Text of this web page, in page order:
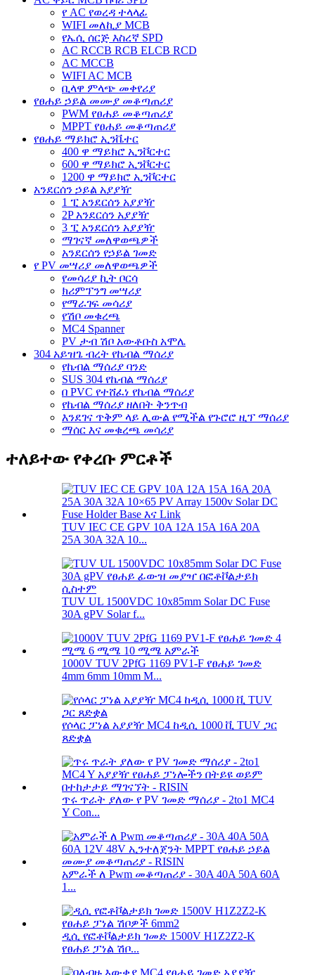
የ AC የወረዳ ተላላፊ
WIFI መለኪያ MCB
የኤሲ ሰርጅ እስረኛ SPD
AC RCCB RCB ELCB RCD
AC MCCB
WIFI AC MCB
ቢላዋ ምላጭ መቀየሪያ
የፀሐይ ኃይል መሙያ መቆጣጠሪያ
PWM የፀሐይ መቆጣጠሪያ
MPPT የፀሐይ መቆጣጠሪያ
የፀሐይ ማይክሮ ኢንቬተር
400 ዋ ማይክሮ ኢንቮርተር
600 ዋ ማይክሮ ኢንቮርተር
1200 ዋ ማይክሮ ኢንቮርተር
አንደርሰን ኃይል አያያዥ
1 ፒ አንደርሰን አያያዥ
2P አንደርሰን አያያዥ
3 ፒ አንደርሰን አያያዥ
ማገናኛ መለዋወጫዎች
አንደርሰን የኃይል ገመድ
የ PV መሣሪያ መለዋወጫዎች
የመሳሪያ ኪት ቦርሳ
ክሪምፕንግ መሣሪያ
የማራገፍ መሳሪያ
የሽቦ መቁረጫ
MC4 Spanner
PV ታብ ሽቦ አውቶቡስ አሞሌ
304 አይዝጌ ብረት የኬብል ማሰሪያ
የኬብል ማሰሪያ ባንድ
SUS 304 የኬብል ማሰሪያ
በ PVC የተሸፈነ የኬብል ማሰሪያ
የኬብል ማሰሪያ ዘለበት ቅንጥብ
እንደገና ጥቅም ላይ ሊውል የሚችል የጉሮሮ ዚፕ ማሰሪያ
ማሰር እና መቁረጫ መሳሪያ
ተለይተው የቀረቡ ምርቶች
TUV IEC CE GPV 10A 12A 15A 16A 20A
25A 30A 32A 10...
TUV UL 1500VDC 10x85mm Solar DC Fuse
30A gPV Solar f...
1000V TUV 2PfG 1169 PV1-F የፀሐይ ገመድ
4mm 6mm 10mm M...
የሶላር ፓነል አያያዥ MC4 ከዲሲ 1000 ቪ TUV ጋር
ጸድቋል
ጥሩ ጥራት ያለው የ PV ገመድ ማሰሪያ - 2to1 MC4
Y Con...
አምራች ለ Pwm መቆጣጠሪያ - 30A 40A 50A 60A
1...
ዲሲ የፎቶቮልታይክ ገመድ 1500V H1Z2Z2-K
የፀሐይ ፓነል ሽቦ...